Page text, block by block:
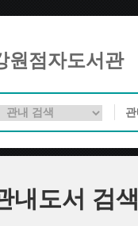
원점자도서관
내도서 검색